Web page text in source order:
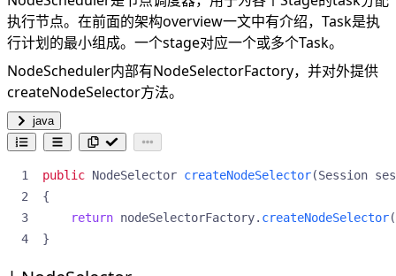
执行节点。在前面的架构overview一文中有介绍，Task是执
行计划的最小组成。一个stage对应一个或多个Task。
NodeScheduler内部有NodeSelectorFactory，并对外提供
createNodeSelector方法。
java
public NodeSelector createNodeSelector(Session
{
return nodeSelectorFactory. createNodeSelector(
}